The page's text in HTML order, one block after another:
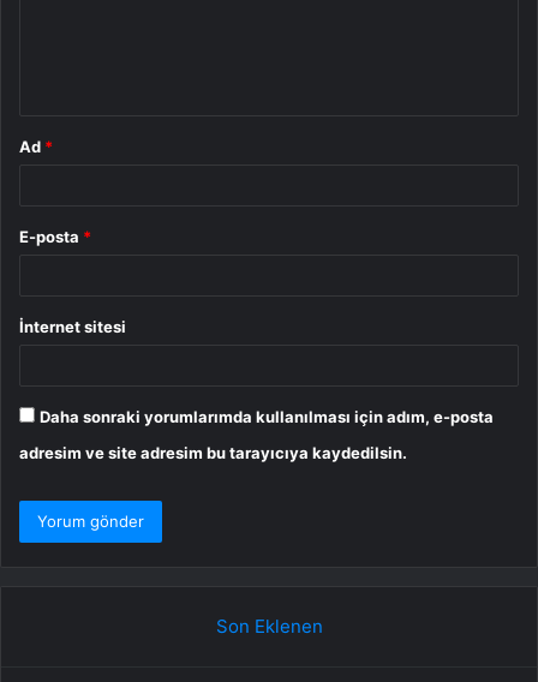
Ad *
E-posta *
İnternet sitesi
Daha sonraki yorumlarımda kullanılması için adım, e-posta
adresim ve site adresim bu tarayıcıya kaydedilsin.
Son Eklenen